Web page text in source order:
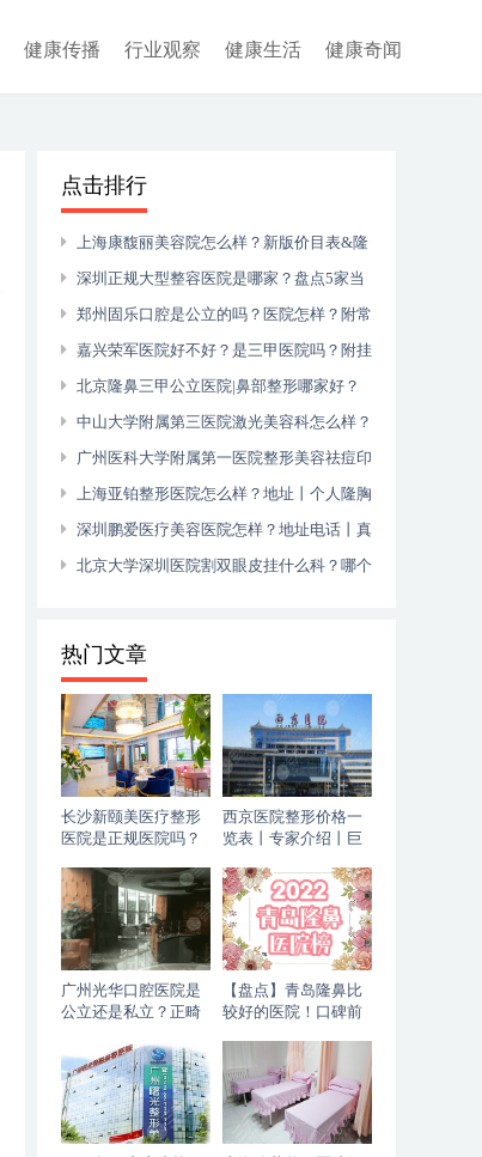
健康传播 行业观察 健康生活 健康奇闻
点击排行
上海康馥丽美容院怎么样？新版价目表&隆
鼻整形经历
深圳正规大型整容医院是哪家？盘点5家当
地人赞不绝口的医院
郑州固乐口腔是公立的吗？医院怎样？附常
显亭、刘飞宏医生简介+医院地址
嘉兴荣军医院好不好？是三甲医院吗？附挂
号预约电话
北京隆鼻三甲公立医院|鼻部整形哪家好？
积水潭\同仁\世纪坛等上榜！
中山大学附属第三医院激光美容科怎么样？
附价格表&医生介绍&案例
广州医科大学附属第一医院整形美容祛痘印
怎样？附医生介绍&价格表
上海亚铂整形医院怎么样？地址丨个人隆胸
经历分享~
深圳鹏爱医疗美容医院怎样？地址电话丨真
实评论
北京大学深圳医院割双眼皮挂什么科？哪个
热门文章
长沙新颐美医疗整形
医院是正规医院吗？
期记录~
西京医院整形价格一
览表丨专家介绍丨巨
广州光华口腔医院是
公立还是私立？正畸
【盘点】青岛隆鼻比
较好的医院！口碑前
介绍，附价格！